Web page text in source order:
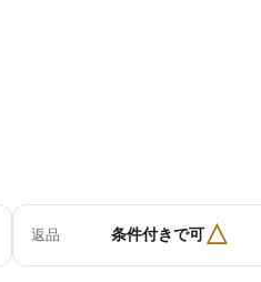
返品 条件付きで可△